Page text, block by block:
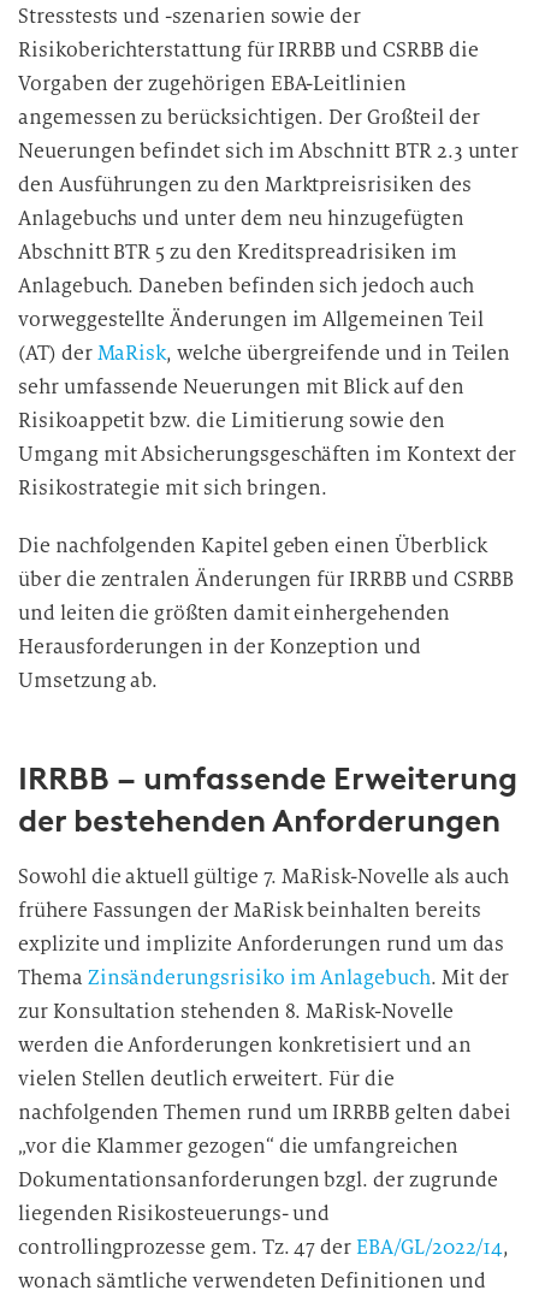
Stresstests und -szenarien sowie der
Risikoberichterstattung für IRRBB und CSRBB die
Vorgaben der zugehörigen EBA-Leitlinien
angemessen zu berücksichtigen. Der Großteil der
Neuerungen befindet sich im Abschnitt BTR 2.3 unter
den Ausführungen zu den Marktpreisrisiken des
Anlagebuchs und unter dem neu hinzugefügten
Abschnitt BTR 5 zu den Kreditspreadrisiken im
Anlagebuch. Daneben befinden sich jedoch auch
vorweggestellte Änderungen im Allgemeinen Teil
(AT) derMaRisk, welche übergreifende und in Teilen
sehr umfassende Neuerungen mit Blick auf den
Risikoappetit bzw. die Limitierung sowie den
Umgang mit Absicherungsgeschäften im Kontext der
Risikostrategie mit sich bringen.
Die nachfolgenden Kapitel geben einen Überblick
über die zentralen Änderungen für IRRBB und CSRBB
und leiten die größten damit einhergehenden
Herausforderungen in der Konzeption und
Umsetzung ab.
IRRBB – umfassende Erweiterung
der bestehenden Anforderungen
Sowohl die aktuell gültige 7. MaRisk-Novelle als auch
frühere Fassungen der MaRisk beinhalten bereits
explizite und implizite Anforderungen rund um das
Thema Zinsänderungsrisiko im Anlagebuch. Mit der
zur Konsultation stehenden 8. MaRisk-Novelle
werden die Anforderungen konkretisiert und an
vielen Stellen deutlich erweitert. Für die
nachfolgenden Themen rund um IRRBB gelten dabei
„vor die Klammer gezogen“ die umfangreichen
Dokumentationsanforderungen bzgl. der zugrunde
liegenden Risikosteuerungs- und
controllingprozesse gem. Tz. 47 derEBA/GL/2022/14,
wonach sämtliche verwendeten Definitionen und